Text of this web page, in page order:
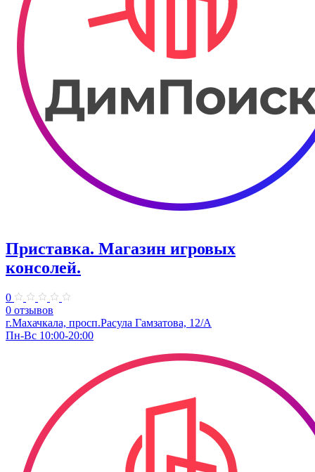
Приставка. Магазин игровых
консолей.
0
0 отзывов
г.Махачкала, просп.Расула Гамзатова, 12/А
Пн-Вс 10:00-20:00